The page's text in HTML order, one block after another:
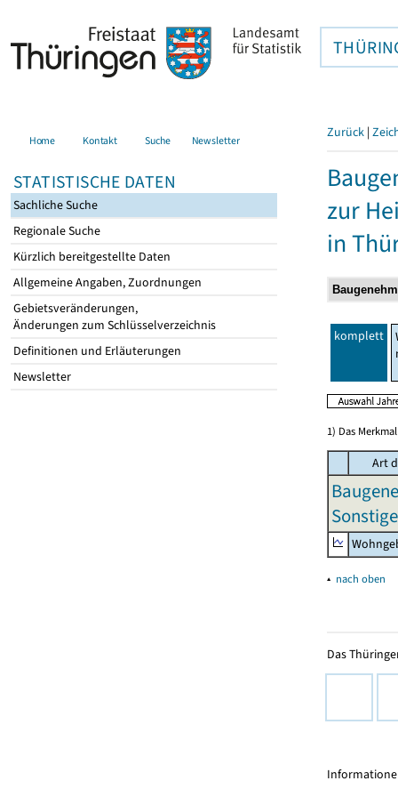
Home Kontakt Suche Newsletter
STATISTISCHE DATEN
Sachliche Suche
Regionale Suche
Kürzlich bereitgestellte Daten
Allgemeine Angaben, Zuordnungen
Gebietsveränderungen,
Änderungen zum Schlüsselverzeichnis
Definitionen und Erläuterungen
Newsletter
Zurück |
zur
in
komplett
1) Das
Art
▴ nach oben
Das